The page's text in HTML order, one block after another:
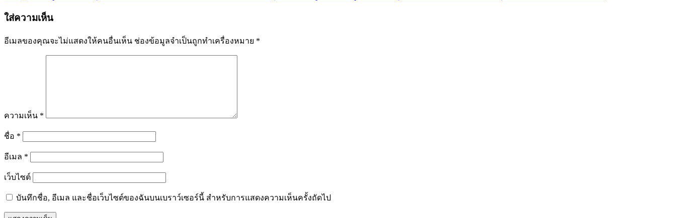
ใส่ความเห็น
อีเมลของคุณจะไม่แสดงให้คนอื่นเห็น ช่องข้อมูลจำเป็นถูกทำเครื่องหมาย *
ความเห็น *
ชื่อ *
อีเมล *
เว็บไซต์
บันทึกชื่อ, อีเมล และชื่อเว็บไซต์ของฉันบนเบราว์เซอร์นี้ สำหรับการแสดงความเห็นครั้งถัดไป